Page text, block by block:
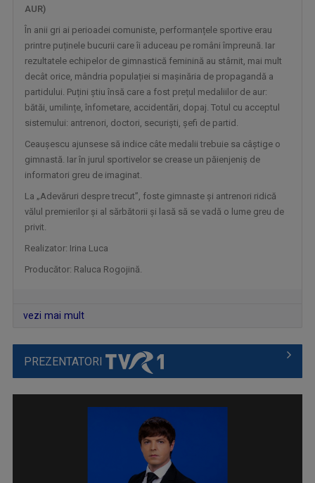
DOSAR ROMÂNIA
O poveste jurnalistică de prestigiu, în ...
Reportaje, interviuri, documentare, dar şi ...
AUR)
În anii gri ai perioadei comuniste, performanțele sportive erau
printre puținele bucurii care îi aduceau pe români împreună. Iar
rezultatele echipelor de gimnastică feminină au stârnit, mai mult
decât orice, mândria populației si mașinăria de propagandă a
partidului. Puțini știu însă care a fost prețul medaliilor de aur:
bătăi, umilințe, înfometare, accidentări, dopaj. Totul cu acceptul
sistemului: antrenori, doctori, securiști, șefi de partid.
Ceaușescu ajunsese să indice câte medalii trebuie sa câștige o
gimnastă. Iar în jurul sportivelor se crease un păienjeniș de
informatori greu de imaginat.
La „Adevăruri despre trecut”, foste gimnaste și antrenori ridică
vălul premierilor și al sărbătorii și lasă să se vadă o lume greu de
privit.
Realizator: Irina Luca
Producător: Raluca Rogojină.
vezi mai mult
PREZENTATORI